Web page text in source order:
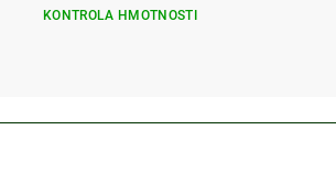
KONTROLA HMOTNOSTI